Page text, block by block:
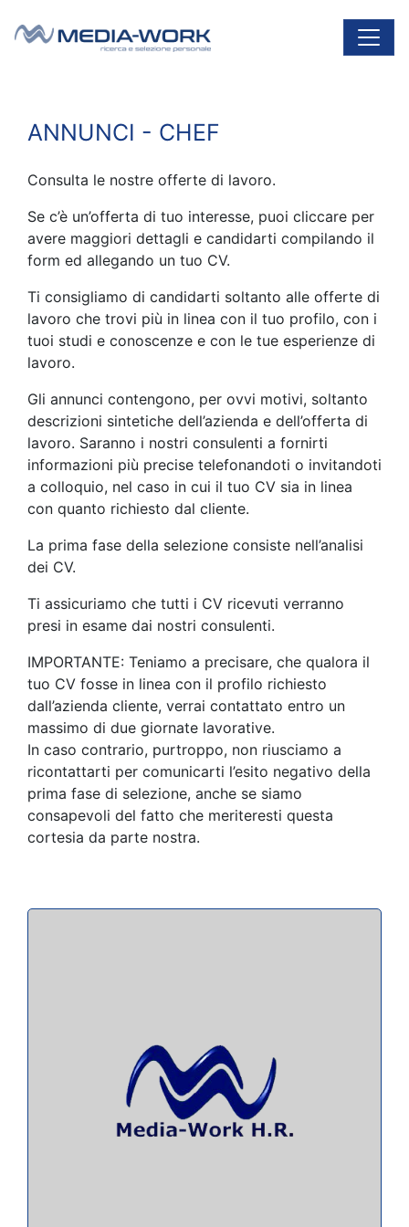
Navigazione principale
ANNUNCI - CHEF
Consulta le nostre offerte di lavoro.
Se c’è un’offerta di tuo interesse, puoi cliccare per
avere maggiori dettagli e candidarti compilando il
form ed allegando un tuo CV.
Ti consigliamo di candidarti soltanto alle offerte di
lavoro che trovi più in linea con il tuo profilo, con i
tuoi studi e conoscenze e con le tue esperienze di
lavoro.
Gli annunci contengono, per ovvi motivi, soltanto
descrizioni sintetiche dell’azienda e dell’offerta di
lavoro. Saranno i nostri consulenti a fornirti
informazioni più precise telefonandoti o invitandoti
a colloquio, nel caso in cui il tuo CV sia in linea
con quanto richiesto dal cliente.
La prima fase della selezione consiste nell’analisi
dei CV.
Ti assicuriamo che tutti i CV ricevuti verranno
presi in esame dai nostri consulenti.
IMPORTANTE: Teniamo a precisare, che qualora il
tuo CV fosse in linea con il profilo richiesto
dall’azienda cliente, verrai contattato entro un
massimo di due giornate lavorative.
In caso contrario, purtroppo, non riusciamo a
ricontattarti per comunicarti l’esito negativo della
prima fase di selezione, anche se siamo
consapevoli del fatto che meriteresti questa
cortesia da parte nostra.